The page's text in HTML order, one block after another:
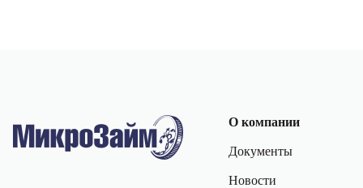
О компании
Документы
Новости